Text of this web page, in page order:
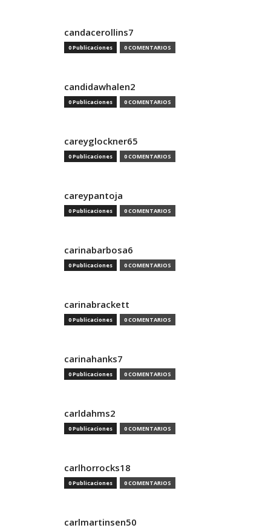
candacerollins7
0 Publicaciones 0 COMENTARIOS
candidawhalen2
0 Publicaciones 0 COMENTARIOS
careyglockner65
0 Publicaciones 0 COMENTARIOS
careypantoja
0 Publicaciones 0 COMENTARIOS
carinabarbosa6
0 Publicaciones 0 COMENTARIOS
carinabrackett
0 Publicaciones 0 COMENTARIOS
carinahanks7
0 Publicaciones 0 COMENTARIOS
carldahms2
0 Publicaciones 0 COMENTARIOS
carlhorrocks18
0 Publicaciones 0 COMENTARIOS
carlmartinsen50